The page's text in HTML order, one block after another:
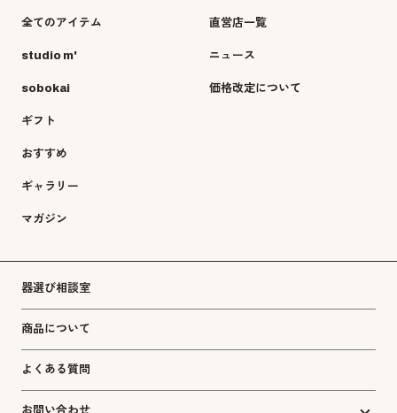
全てのアイテム
studio m'
sobokai
ギフト
おすすめ
ギャラリー
マガジン
直営店一覧
ニュース
価格改定について
器選び相談室
商品について
よくある質問
お問い合わせ